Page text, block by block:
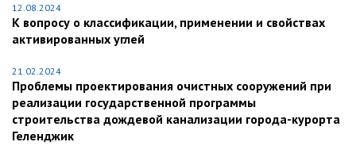
12.08.2024
К вопросу о классификации, применении и свойствах
активированных углей
21.02.2024
Проблемы проектирования очистных сооружений при
реализации государственной программы
строительства дождевой канализации города-курорта
Геленджик